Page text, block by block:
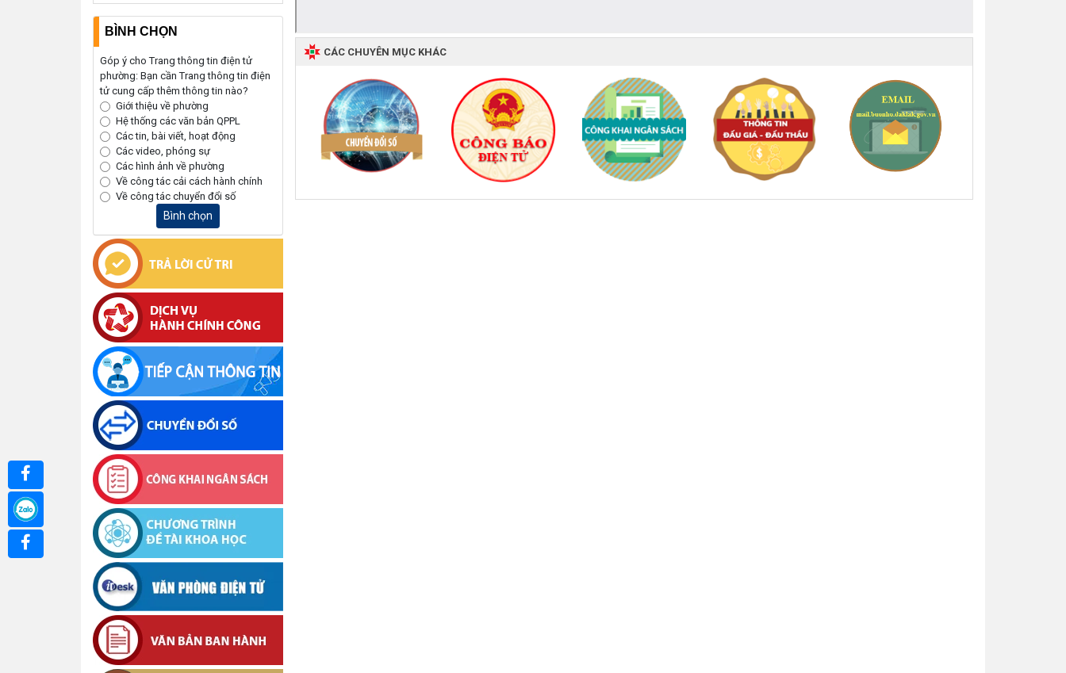
BÌNH CHỌN
Góp ý cho Trang thông tin điện tử
phường: Bạn cần Trang thông tin điện
tử cung cấp thêm thông tin nào?
Giới thiệu về phường
Hệ thống các văn bản QPPL
Các tin, bài viết, hoạt động
Các video, phóng sự
Các hình ảnh về phường
Về công tác cải cách hành chính
Về công tác chuyển đổi số
Bình chọn
CÁC CHUYÊN MỤC KHÁC